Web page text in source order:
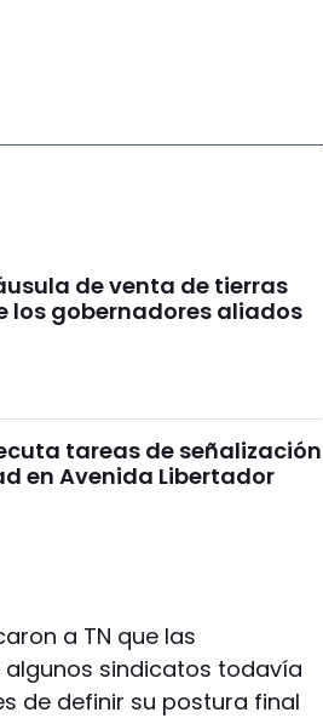
de venta de tierras
los gobernadores aliados
tareas de señalización
en Avenida Libertador
a TN que las
sindicatos todavía
de definir su postura final